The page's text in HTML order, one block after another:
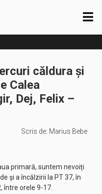
căldura și
Calea
Dej, Felix –
Scris de: Marius Bebe
primară, suntem nevoiți
și a încălzirii la PT 37, în
între orele 9-17.